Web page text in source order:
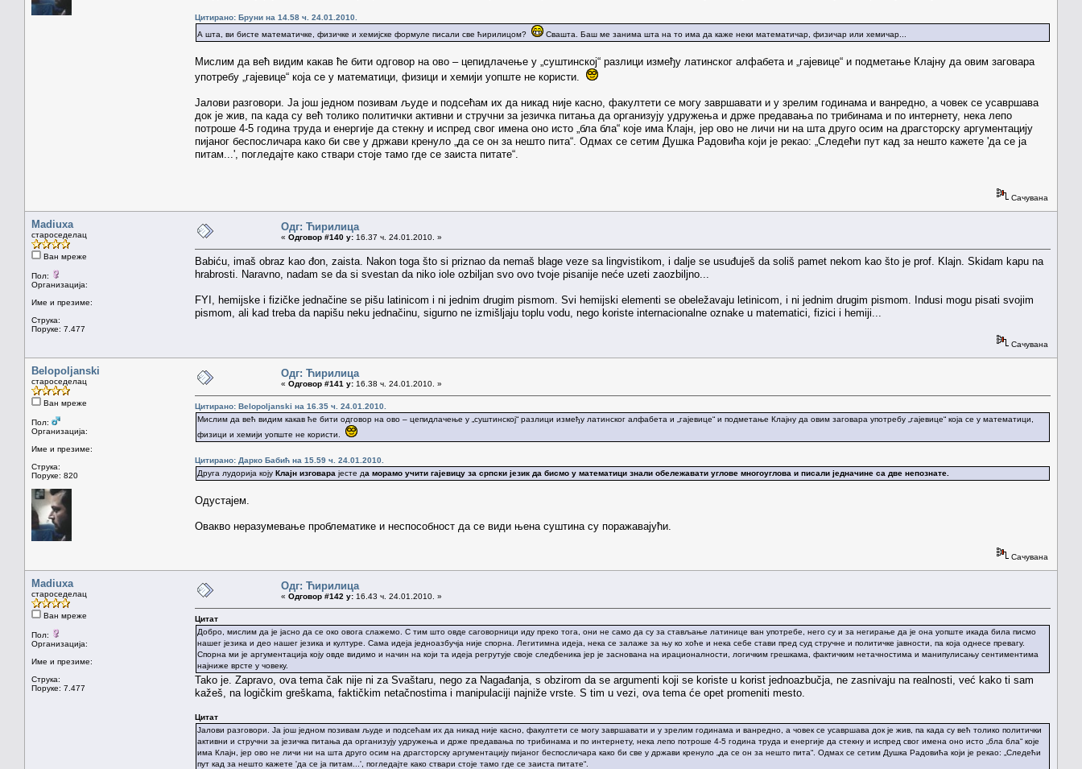
Цитирано: Бруни на 14.58 ч. 24.01.2010.
А шта, ви бисте математичке, физичке и хемијске формуле писали све ћирилицом?
Свашта. Баш ме занима шта на то има да каже неки математичар, физичар или хемичар...
Мислим да већ видим какав ће бити одговор на ово – цепидлачење у „суштинској“ разлици између латинског алфабета и „гајевице“ и подметање Клајну да овим заговара
употребу „гајевице“ која се у математици, физици и хемији уопште не користи.
Јалови разговори. Ја још једном позивам људе и подсећам их да никад није касно, факултети се могу завршавати и у зрелим годинама и ванредно, а човек се усавршава
док је жив, па када су већ толико политички активни и стручни за језичка питања да организују удружења и држе предавања по трибинама и по интернету, нека лепо
потроше 4-5 година труда и енергије да стекну и испред свог имена оно исто „бла бла“ које има Клајн, јер ово не личи ни на шта друго осим на драгсторску аргументацију
пијаног беспосличара како би све у држави кренуло „да се он за нешто пита“. Одмах се сетим Душка Радовића који је рекао: „Следећи пут кад за нешто кажете 'да се ја
питам...', погледајте како ствари стоје тамо где се заиста питате“.
Сачувана
Madiuxa
староседелац
Ван мреже
Пол:
Организација:
Име и презиме:
Струка:
Поруке: 7.477
Одг: Ћирилица
« Одговор #140 у: 16.37 ч. 24.01.2010. »
Babiću, imaš obraz kao đon, zaista. Nakon toga što si priznao da nemaš blage veze sa lingvistikom, i dalje se usuđuješ da soliš pamet nekom kao što je prof. Klajn. Skidam kapu na
hrabrosti. Naravno, nadam se da si svestan da niko iole ozbiljan svo ovo tvoje pisanije neće uzeti zaozbiljno...
FYI, hemijske i fizičke jednačine se pišu latinicom i ni jednim drugim pismom. Svi hemijski elementi se obeležavaju letinicom, i ni jednim drugim pismom. Indusi mogu pisati svojim
pismom, ali kad treba da napišu neku jednačinu, sigurno ne izmišljaju toplu vodu, nego koriste internacionalne oznake u matematici, fizici i hemiji...
Сачувана
Belopoljanski
староседелац
Ван мреже
Пол:
Организација:
Име и презиме:
Струка:
Поруке: 820
Одг: Ћирилица
« Одговор #141 у: 16.38 ч. 24.01.2010. »
Цитирано: Belopoljanski на 16.35 ч. 24.01.2010.
Мислим да већ видим какав ће бити одговор на ово – цепидлачење у „суштинској“ разлици између латинског алфабета и „гајевице“ и подметање Клајну да овим заговара употребу „гајевице“ која се у математици,
физици и хемији уопште не користи.
Цитирано: Дарко Бабић на 15.59 ч. 24.01.2010.
Друга лудорија коју Клајн изговара јесте да морамо учити гајевицу за српски језик да бисмо у математици знали обележавати углове многоуглова и писали једначине са две непознате.
Одустајем.
Овакво неразумевање проблематике и неспособност да се види њена суштина су поражавајући.
Сачувана
Madiuxa
староседелац
Ван мреже
Пол:
Организација:
Име и презиме:
Струка:
Поруке: 7.477
Одг: Ћирилица
« Одговор #142 у: 16.43 ч. 24.01.2010. »
Цитат
Добро, мислим да је јасно да се око овога слажемо. С тим што овде саговорници иду преко тога, они не само да су за стављање латинице ван употребе, него су и за негирање да је она уопште икада била писмо
нашег језика и део нашег језика и културе. Сама идеја једноазбучја није спорна. Легитимна идеја, нека се залаже за њу ко хоће и нека себе стави пред суд стручне и политичке јавности, па која однесе превагу.
Спорна ми је аргументација коју овде видимо и начин на који та идеја регрутује своје следбеника јер је заснована на ирационалности, логичким грешкама, фактичким нетачностима и манипулисању сентиментима
најниже врсте у човеку.
Tako je. Zapravo, ova tema čak nije ni za Svaštaru, nego za Nagađanja, s obzirom da se argumenti koji se koriste u korist jednoazbučja, ne zasnivaju na realnosti, već kako ti sam
kažeš, na logičkim greškama, faktičkim netačnostima i manipulaciji najniže vrste. S tim u vezi, ova tema će opet promeniti mesto.
Цитат
Јалови разговори. Ја још једном позивам људе и подсећам их да никад није касно, факултети се могу завршавати и у зрелим годинама и ванредно, а човек се усавршава док је жив, па када су већ толико политички
активни и стручни за језичка питања да организују удружења и држе предавања по трибинама и по интернету, нека лепо потроше 4-5 година труда и енергије да стекну и испред свог имена оно исто „бла бла“ које
има Клајн, јер ово не личи ни на шта друго осим на драгсторску аргументацију пијаног беспосличара како би све у држави кренуло „да се он за нешто пита“. Одмах се сетим Душка Радовића који је рекао: „Следећи
пут кад за нешто кажете 'да се ја питам...', погледајте како ствари стоје тамо где се заиста питате“.